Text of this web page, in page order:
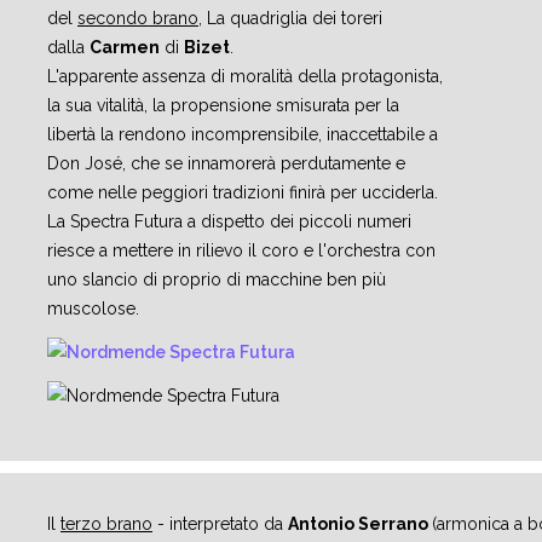
del secondo brano , La quadriglia dei toreri
dalla Carmen di Bizet
L'apparente assenza di moralità della protagonista,
la sua vitalità, la propensione smisurata per la
libertà la rendono incomprensibile, inaccettabile a
Don José, che se innamorerà perdutamente e
come nelle peggiori tradizioni finirà per ucciderla.
La Spectra Futura a dispetto dei piccoli numeri
riesce a mettere in rilievo il coro e l'orchestra con
uno slancio di proprio di macchine ben più
muscolose.
terzo brano - interpretato da Antonio Serrano (armonica a